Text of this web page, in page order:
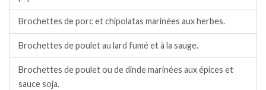
Brochettes de porc et chipolatas marinées aux herbes.
Brochettes de poulet au lard fumé et à la sauge.
Brochettes de poulet ou de dinde marinées aux épices et
sauce soja.